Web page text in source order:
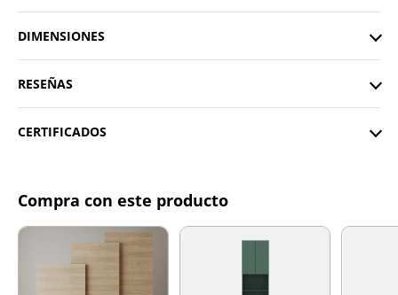
DIMENSIONES
RESEÑAS
CERTIFICADOS
Compra con este producto